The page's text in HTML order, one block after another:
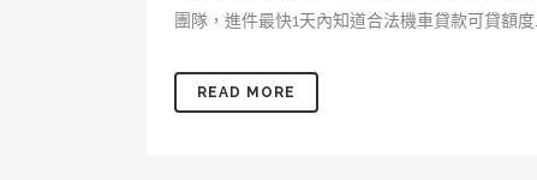
團隊，進件最快1天內知道合法機車貸款可貸額度...
READ MORE